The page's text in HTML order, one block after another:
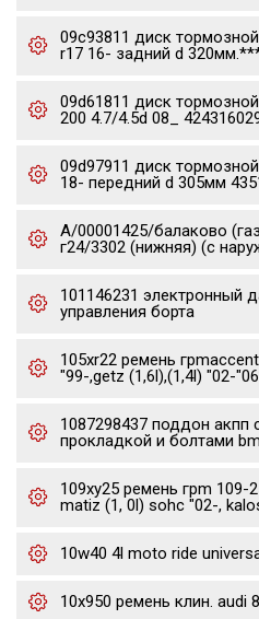
09c93811 диск
r17 16- задний d
09d61811 диск
200 4.7/4.5d 08_
09d97911 диск
18- передний d 305мм
А/00001425/балаково
г24/3302 (нижняя) (с
101146231 электронный
управления борта
105xr22 ремень
"99-,getz (1,6l),(1,4l) "02-
1087298437 поддон акпп
прокладкой и болтами
109xy25 ремень грm 109-
matiz (1, 0l) sohc "02-,
10w40 4l moto ride
10x950 ремень клин. audi